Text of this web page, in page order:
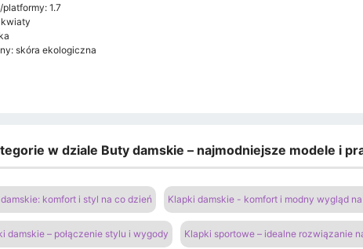
1.7
skóra ekologiczna
w dziale Buty damskie – najmodniejsze modele i
komfort i styl na co dzień Klapki damskie - komfort i modny wygląd
damskie – połączenie stylu i wygody Klapki sportowe – idealne rozwiązanie